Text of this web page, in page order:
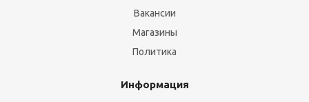
Вакансии
Магазины
Политика
Информация